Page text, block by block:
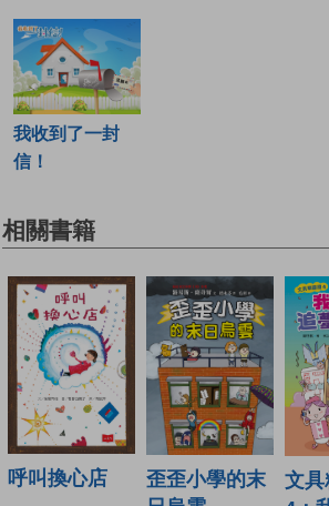
我收到了一封
信！
相關書籍
呼叫換心店
歪歪小學的末
文具